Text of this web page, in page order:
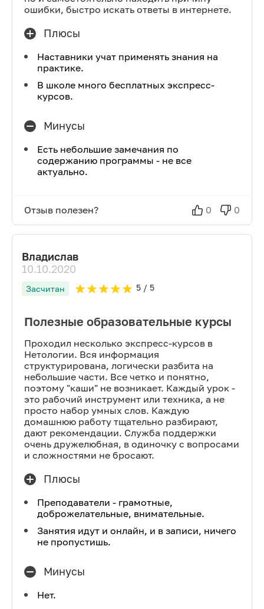
ошибки, быстро искать ответы в интернете.
Плюсы
Наставники учат применять знания на
практике.
В школе много бесплатных экспресс-
курсов.
Минусы
Есть небольшие замечания по
содержанию программы - не все
актуально.
Отзыв полезен? 0 0
Владислав
10.10.2020
Засчитан 5/ 5
Полезные образовательные курсы
Проходил несколько экспресс-курсов в
Нетологии. Вся информация
структурирована, логически разбита на
небольшие части. Все четко и понятно,
поэтому "каши" не возникает. Каждый урок -
это рабочий инструмент или техника, а не
просто набор умных слов. Каждую
домашнюю работу тщательно разбирают,
дают рекомендации. Служба поддержки
очень дружелюбная, в одиночку с вопросами
и сложностями не бросают.
Плюсы
Преподаватели - грамотные,
доброжелательные, внимательные.
Занятия идут и онлайн, и в записи, ничего
не пропустишь.
Минусы
Нет.